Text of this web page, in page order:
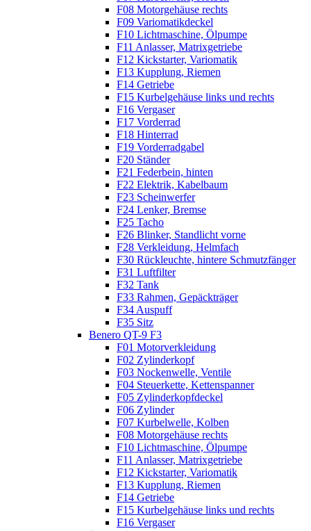
F08 Motorgehäuse rechts
F09 Variomatikdeckel
F10 Lichtmaschine, Ölpumpe
F11 Anlasser, Matrixgetriebe
F12 Kickstarter, Variomatik
F13 Kupplung, Riemen
F14 Getriebe
F15 Kurbelgehäuse links und rechts
F16 Vergaser
F17 Vorderrad
F18 Hinterrad
F19 Vorderradgabel
F20 Ständer
F21 Federbein, hinten
F22 Elektrik, Kabelbaum
F23 Scheinwerfer
F24 Lenker, Bremse
F25 Tacho
F26 Blinker, Standlicht vorne
F28 Verkleidung, Helmfach
F30 Rückleuchte, hintere Schmutzfänger
F31 Luftfilter
F32 Tank
F33 Rahmen, Gepäckträger
F34 Auspuff
F35 Sitz
Benero QT-9 F3
F01 Motorverkleidung
F02 Zylinderkopf
F03 Nockenwelle, Ventile
F04 Steuerkette, Kettenspanner
F05 Zylinderkopfdeckel
F06 Zylinder
F07 Kurbelwelle, Kolben
F08 Motorgehäuse rechts
F10 Lichtmaschine, Ölpumpe
F11 Anlasser, Matrixgetriebe
F12 Kickstarter, Variomatik
F13 Kupplung, Riemen
F14 Getriebe
F15 Kurbelgehäuse links und rechts
F16 Vergaser